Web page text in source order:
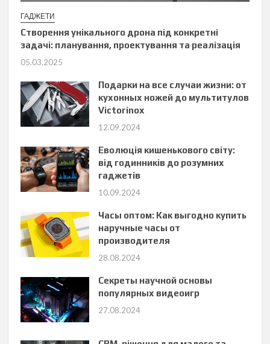
ГАДЖЕТИ
Створення унікального дрона під конкретні
задачі: планування, проектування та реалізація
05.03.2025
Подарки на все случаи жизни: от
кухонных ножей до мультитулов
Victorinox
12.09.2024
Еволюція кишенькового світу:
від годинників до розумних
гаджетів
10.09.2024
Часы оптом: Как выгодно купить
наручные часы от
производителя
28.08.2024
Секреты научной основы
популярных видеоигр
27.08.2024